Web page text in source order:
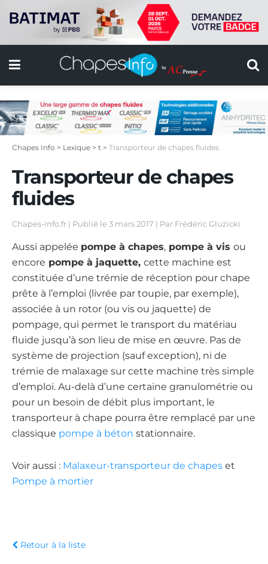
Chapes Info > Lexique > t > Transporteur de chapes fluides
Transporteur de chapes
fluides
Chapes-info.fr | Publié le 3 mars 2017 | Par Frédéric Gluzicki
Aussi appelée pompe à chapes, pompe à vis ou
encore pompe à jaquette, cette machine est
constituée d’une trémie de réception pour chape
prête à l’emploi (livrée par toupie, par exemple),
associée à un rotor (ou vis ou jaquette) de
pompage, qui permet le transport du matériau
fluide jusqu’à son lieu de mise en œuvre. Pas de
système de projection (sauf exception), ni de
trémie de malaxage sur cette machine très simple
d’emploi. Au-delà d’une certaine granulométrie ou
pour un besoin de débit plus important, le
transporteur à chape pourra être remplacé par une
classique pompe à béton stationnaire.
Voir aussi : Malaxeur-transporteur de chapes et
Pompe à mortier
Retour à la liste